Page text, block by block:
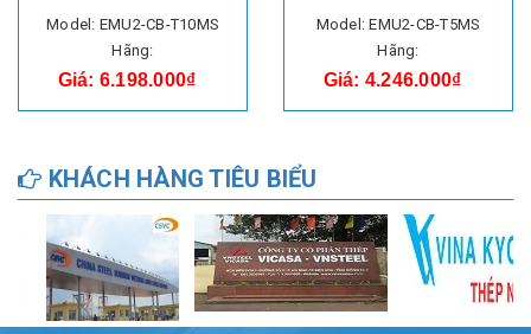
Model: EMU2-CB-T10MS
Hãng:
Giá: 6.198.000₫
Model: EMU2-CB-T5MS
Hãng:
Giá: 4.246.000₫
KHÁCH HÀNG TIÊU BIỂU